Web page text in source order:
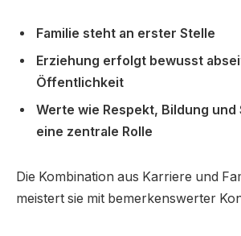
Familie steht an erster Stelle
Erziehung erfolgt bewusst
Öffentlichkeit
Werte wie Respekt, Bildung und
eine zentrale Rolle
Die Kombination aus Karriere und
meistert sie mit bemerkenswerter